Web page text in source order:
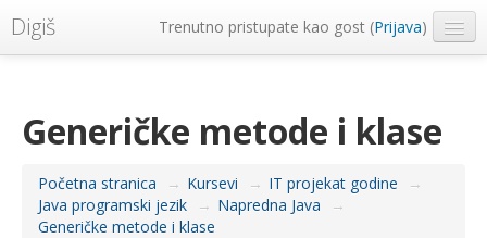
Digiš Trenutno pristupate kao gost (Prijava)
Generičke metode i klase
Početna stranica → Kursevi → IT projekat godine
→
Java programski jezik
→ Napredna Java
→
Generičke metode i klase